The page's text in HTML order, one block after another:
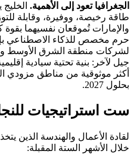
الجغرافيا تعود إلى الأهمية.الخليج
طاقة رخيصة، ووفيرة، وقابلة
والإمارات تُموقعان نفسيهما بقوة
حرم مخصص للذكاء الاصطناعي
لشركات منطقة الشرق الأوسط
جيل لآخر: بنية تحتية سيادية
بحلول 2027.
ست استراتيجيات
لقادة الأعمال والهندسة الذين
خلال الأشهر الستة المقبلة: